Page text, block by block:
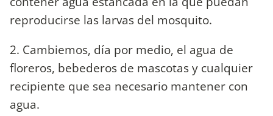
reproducirse las larvas del mosquito.
2. Cambiemos, día por medio, el agua de
floreros, bebederos de mascotas y cualquier
recipiente que sea necesario mantener con
agua.